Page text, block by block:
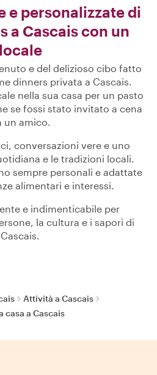
e personalizzate di
a Cascais con un
locale
e del delizioso cibo fatto
dinners privata a Cascais.
nella sua casa per un pasto
se fossi stato invitato a cena
un amico.
conversazioni vere e uno
e le tradizioni locali.
sempre personali e adattate
alimentari e interessi.
e indimenticabile per
la cultura e i sapori di
Cascais.
Attività a Cascais
casa a Cascais